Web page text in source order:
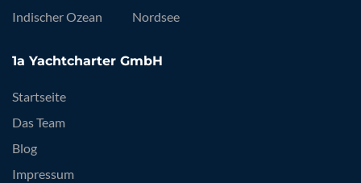
Indischer Ozean
Nordsee
1a Yachtcharter GmbH
Startseite
Das Team
Blog
Impressum